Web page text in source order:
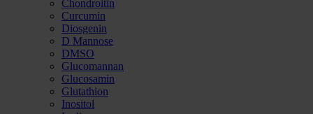
Chondroitin
Curcumin
Diosgenin
D Mannose
DMSO
Glucomannan
Glucosamin
Glutathion
Inositol